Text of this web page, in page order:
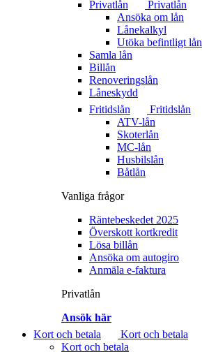
Privatlån
Privatlån
Ansöka om lån
Lånekalkyl
Utöka befintligt lån
Samla lån
Billån
Renoveringslån
Låneskydd
Fritidslån
Fritidslån
ATV-lån
Skoterlån
MC-lån
Husbilslån
Båtlån
Vanliga frågor
Räntebeskedet 2025
Överskott kortkredit
Lösa billån
Ansöka om autogiro
Anmäla e-faktura
Privatlån
Ansök här
Kort och betala
Kort och betala
Kort och betala